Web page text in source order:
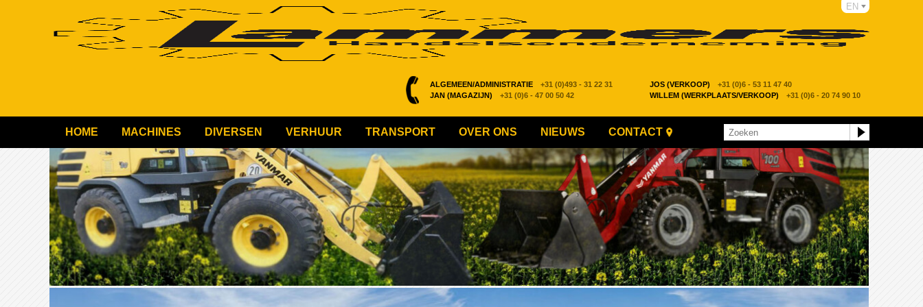
ALGEMEEN/ADMINISTRATIE +31 (0)493 - 31 22 31 JOS (VERKOOP)
+31 (0)6 - 53 11 47 40
JAN (MAGAZIJN)
+31 (0)6 - 47 00 50 42 WILLEM (WERKPLAATS/VERKOOP) +31 (0)6 - 20 74 90 10
EN
HOME MACHINES DIVERSEN VERHUUR TRANSPORT OVER ONS NIEUWS CONTACT